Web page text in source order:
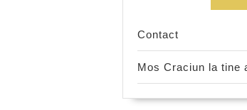
Contact
Mos Craciun la tine